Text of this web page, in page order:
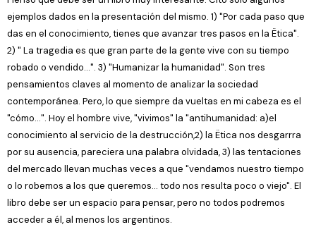
ejemplos dados en la presentación del mismo. 1) "Por cada paso que
das en el conocimiento, tienes que avanzar tres pasos en la Ëtica".
2) " La tragedia es que gran parte de la gente vive con su tiempo
robado o vendido...". 3) "Humanizar la humanidad". Son tres
pensamientos claves al momento de analizar la sociedad
contemporánea. Pero, lo que siempre da vueltas en mi cabeza es el
"cómo...". Hoy el hombre vive, "vivimos" la "antihumanidad: a)el
conocimiento al servicio de la destrucción,2) la Ëtica nos desgarrra
por su ausencia, pareciera una palabra olvidada, 3) las tentaciones
del mercado llevan muchas veces a que "vendamos nuestro tiempo
o lo robemos a los que queremos... todo nos resulta poco o viejo". El
libro debe ser un espacio para pensar, pero no todos podremos
acceder a él, al menos los argentinos.